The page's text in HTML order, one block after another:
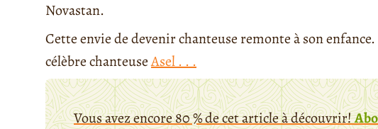
Novastan.
Cette envie de devenir chanteuse remonte à son
célèbre chanteuseAsel . . .
Vous avez encore 80 % de cet article à découvrir!